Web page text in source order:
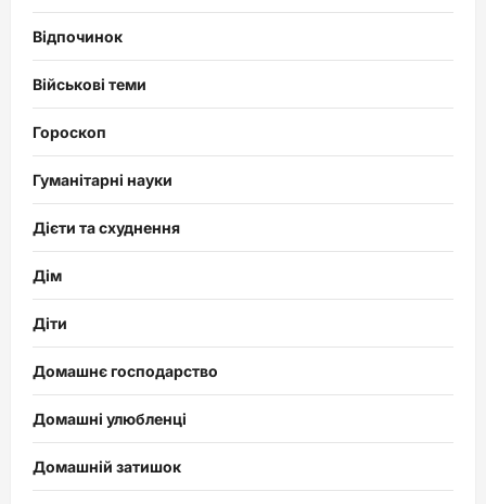
Відпочинок
Військові теми
Гороскоп
Гуманітарні науки
Дієти та схуднення
Дім
Діти
Домашнє господарство
Домашні улюбленці
Домашній затишок